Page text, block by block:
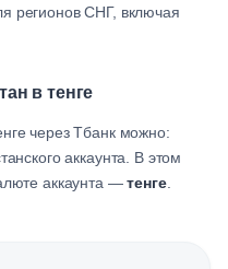
регионов СНГ, включая
в тенге
через Тбанк можно:
аккаунта. В этом
аккаунта —тенге.